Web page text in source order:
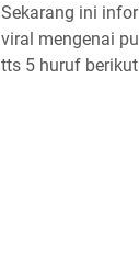
Sekarang ini
viral mengenai
tts 5 huruf